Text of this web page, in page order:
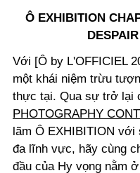
Ô EXHIBITION
Với [Ô by L'OFFICIEL
một khái niệm trừu
thực tại. Qua sự trở lại
PHOTOGRAPHY
lãm Ô EXHIBITION
đa lĩnh vực, hãy cùng
đầu của Hy vọng nằm